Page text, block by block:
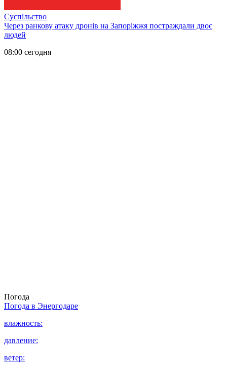
Суспільство
Через ранкову атаку дронів на Запоріжжя постраждали двоє
людей
08:00 сегодня
Погода
Погода в Энергодаре
влажность:
давление:
ветер: